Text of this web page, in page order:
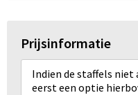
Prijsinformatie
Indien de staffels
eerst een optie